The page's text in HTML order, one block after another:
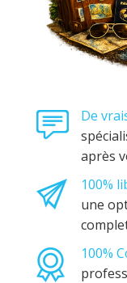
De
après
100%
une
100%